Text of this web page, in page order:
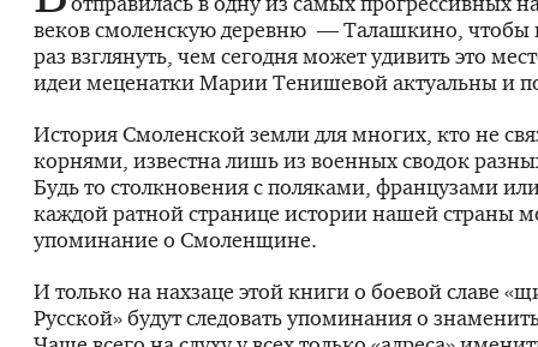
веков смоленскую деревню — Талашкино, чтобы
раз взглянуть, чем сегодня может удивить это
идеи меценатки Марии Тенишевой актуальны и
История Смоленской земли для многих, кто не
корнями, известна лишь из военных сводок
Будь то столкновения с поляками, французами
каждой ратной странице истории нашей страны
упоминание о Смоленщине.
И только на нахзаце этой книги о боевой славе
Русской» будут следовать упоминания о